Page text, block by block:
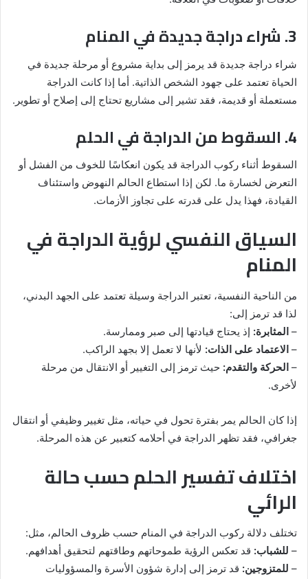
3. شراء دراجة جديدة في المنام
شراء دراجة جديدة قد يرمز إلى بداية مشروع أو مرحلة جديدة في
الحياة تعتمد على جهود الشخص الذاتية. أما إذا كانت الدراجة
مستعملة أو قديمة، فقد تشير إلى مشاريع تحتاج إلى إصلاح أو تطوير.
4. السقوط من الدراجة في الحلم
السقوط أثناء ركوب الدراجة قد يكون انعكاسًا للخوف من الفشل أو
التعرض لخسارة ما. لكن إذا استطاع الحالم النهوض واستئناف
القيادة، فهذا يدل على قدرته على تجاوز الأزمات.
السياق النفسي لرؤية الدراجة في
المنام
من الناحية النفسية، تعتبر الدراجة وسيلة تعتمد على الجهد البدني،
لذا قد ترمز إلى:
– المثابرة: إذ يحتاج قيادتها إلى صبر وممارسة.
– الاعتماد على الذات: لأنها لا تعمل إلا بجهد الراكب.
– الحركة والتقدم: حيث ترمز إلى التغيير أو الانتقال من مرحلة
لأخرى.
إذا كان الحالم يمر بفترة تحول في حياته، مثل تغيير وظيفي أو انتقال
جغرافي، فقد تظهر الدراجة في أحلامه كتعبير عن هذه المرحلة.
اختلاف تفسير الحلم حسب حالة
الرائي
تختلف دلالة ركوب الدراجة في المنام حسب ظروف الحالم، مثل:
– للشباب: قد تعكس الرؤية طموحاتهم وطاقتهم لتحقيق أهدافهم.
– للمتزوجين: قد ترمز إلى إدارة شؤون الأسرة والمسؤوليات